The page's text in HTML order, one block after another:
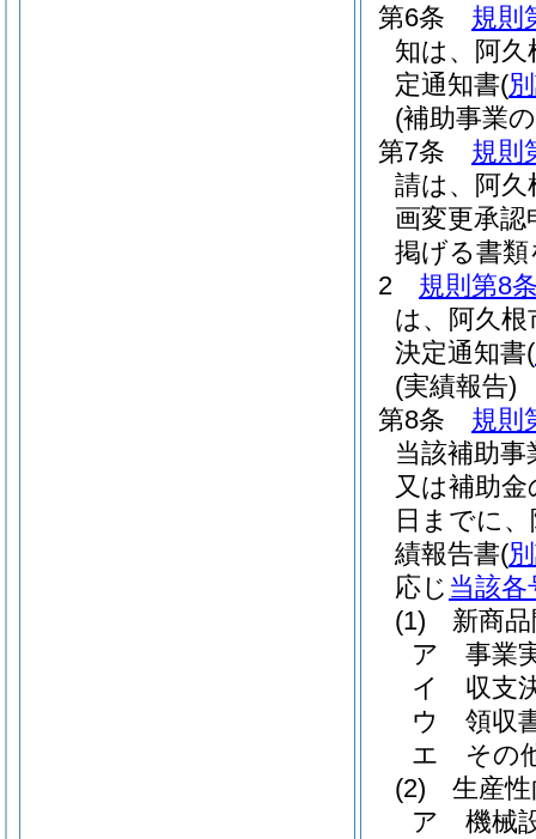
第6条
規則
知は、阿久
定通知書(
(補助事業
第7条
規則
請は、阿久
画変更承認
掲げる書
2
規則第8
は、阿久根
決定通知書(
(実績報告)
第8条
規則
当該補助
又は補助
日までに
績報告書(
応じ 当該各
(1)
新商
ア
事業
イ
収支
ウ
領収
エ
その
(2)
生産
ア
機械